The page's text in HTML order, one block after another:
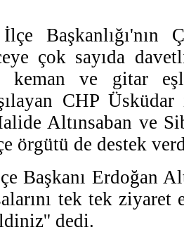
Başkanlığı'nın
çok sayıda
keman ve gitar
CHP
Altınsaban ve
örgütü de destek
Başkanı Erdoğan
tek tek ziyaret
dedi.